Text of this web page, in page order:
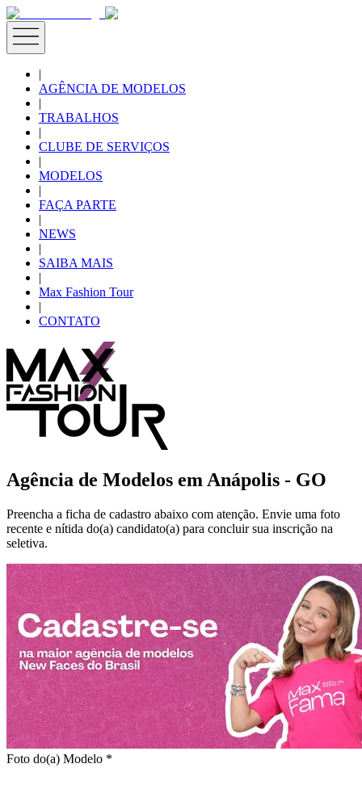
|
AGÊNCIA DE MODELOS
|
TRABALHOS
|
CLUBE DE SERVIÇOS
|
MODELOS
|
FAÇA PARTE
|
NEWS
|
SAIBA MAIS
|
Max Fashion Tour
|
CONTATO
Agência de Modelos em Anápolis - GO
Preencha a ficha de cadastro abaixo com atenção. Envie uma foto
recente e nítida do(a) candidato(a) para concluir sua inscrição na
seletiva.
Foto do(a) Modelo *